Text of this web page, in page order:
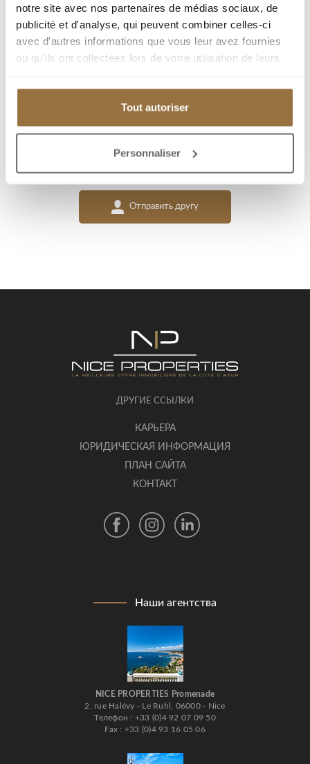
notre site avec nos partenaires de médias sociaux, de
publicité et d'analyse, qui peuvent combiner celles-ci
avec d'autres informations que vous leur avez fournies
ou qu'ils ont collectées lors de votre utilisation de leurs
Tout autoriser
Personnaliser
Распечатать страницу
Я заинтересован(а)
Отправить другу
ДРУГИЕ ССЫЛКИ
КАРЬЕРА
ЮРИДИЧЕСКАЯ ИНФОРМАЦИЯ
ПЛАН САЙТА
КОНТАКТ
Наши агентства
NICE PROPERTIES Promenade
2, rue Halévy - Le Ruhl, 06000 - Nice
Телефон : +33 (0)4 92 07 09 50
Fax : +33 (0)4 93 16 05 06